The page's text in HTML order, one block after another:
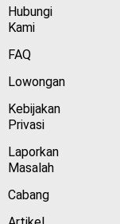
Hubungi
Kami
FAQ
Lowongan
Kebijakan
Privasi
Laporkan
Masalah
Cabang